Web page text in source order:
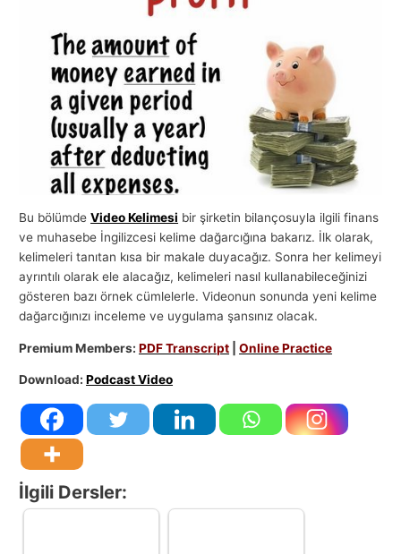
Bu bölümdeVideo Kelimesi bir şirketin bilançosuyla ilgili finans
ve muhasebe İngilizcesi kelime dağarcığına bakarız. İlk olarak,
kelimeleri tanıtan kısa bir makale duyacağız. Sonra her kelimeyi
ayrıntılı olarak ele alacağız, kelimeleri nasıl kullanabileceğinizi
gösteren bazı örnek cümlelerle. Videonun sonunda yeni kelime
dağarcığınızı inceleme ve uygulama şansınız olacak.
Premium Members:PDF Transcript |Online Practice
Download:Podcast Video
İlgili Dersler: